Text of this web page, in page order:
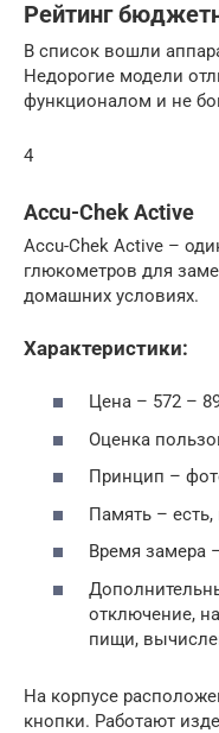
Рейтинг
В список вошли
Недорогие модели
функционалом и не
4
Accu-Chek Active
Accu-Chek Active –
глюкометров для
домашних условиях.
Характеристики:
Цена – 572 –
Оценка
Принцип –
Память –
Время замера
отключение,
пищи,
На корпусе
кнопки. Работают